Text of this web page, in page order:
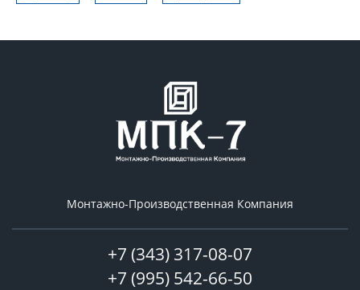
Монтажно-Производственная Компания
+7 (343) 317-08-07
+7 (995) 542-66-50